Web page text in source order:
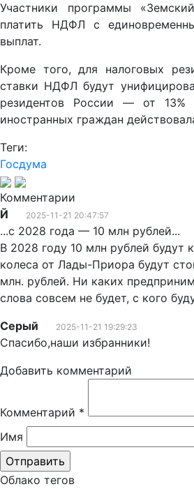
Участники программы
платить НДФЛ с
выплат.
Кроме того, для налоговых
ставки НДФЛ будут
резидентов России — от 13%
иностранных граждан
Теги:
Госдума
Комментарии
Й
2025-11-21 20:47:57
...с 2028 года — 10 млн рублей...
В 2028 году 10 млн рублей будут
колеса от Лады-Приора будут
млн. рублей. Ни каких
слова совсем не будет, с кого
Серый
2025-11-21 19:29:23
Спасибо,наши избранники!
Добавить комментарий
Комментарий *
Имя
Облако тегов